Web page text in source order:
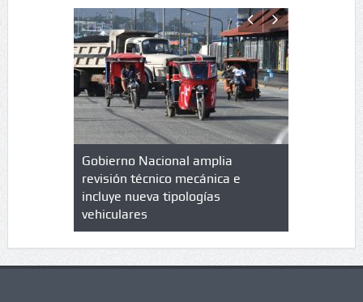
de
en
Gobierno Nacional amplia
revisión técnico mecánica e
incluye nueva tipologías
vehiculares